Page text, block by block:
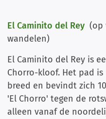
El Caminito del Rey (op
wandelen)
El Caminito del Rey is
Chorro-kloof. Het pad
breed en bevindt zich
'El Chorro' tegen de
alleen vanaf de